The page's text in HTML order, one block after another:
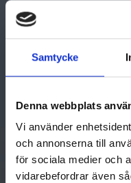
Samtycke
Denna webbplats
Vi använder
och annonserna till
för sociala medier och
vidarebefordrar även
Visitvarmland.com drivs